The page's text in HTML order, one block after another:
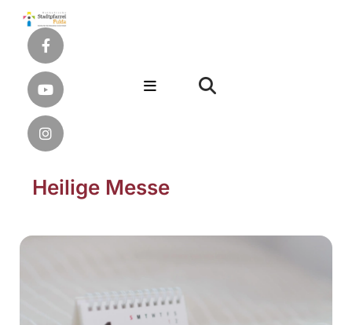
Heilige Messe